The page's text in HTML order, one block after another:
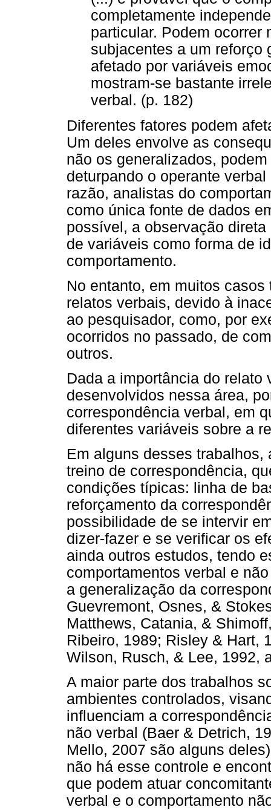
completamente
particular. Podem ocorrer
subjacentes a um reforço
afetado por variáveis
mostram-se bastante
verbal. (p. 182)
Diferentes fatores podem
Um deles envolve as
não os generalizados,
deturpando o operante
razão, analistas do
como única fonte de dados
possível, a observação
de variáveis como forma de
comportamento.
No entanto, em muitos
relatos verbais, devido à
ao pesquisador, como, por
ocorridos no passado, de
outros.
Dada a importância do
desenvolvidos nessa área,
correspondência verbal, em
diferentes variáveis sobre a
Em alguns desses
treino de correspondência,
condições típicas: linha de
reforçamento da
possibilidade de se intervir
dizer-fazer e se verificar os
ainda outros estudos, tendo
comportamentos verbal e
a generalização da
Guevremont, Osnes, &
Matthews, Catania, &
Ribeiro, 1989; Risley & Hart,
Wilson, Rusch, & Lee, 1992,
A maior parte dos trabalhos
ambientes controlados,
influenciam a
não verbal (Baer & Detrich,
Mello, 2007 são alguns
não há esse controle e
que podem atuar
verbal e o comportamento